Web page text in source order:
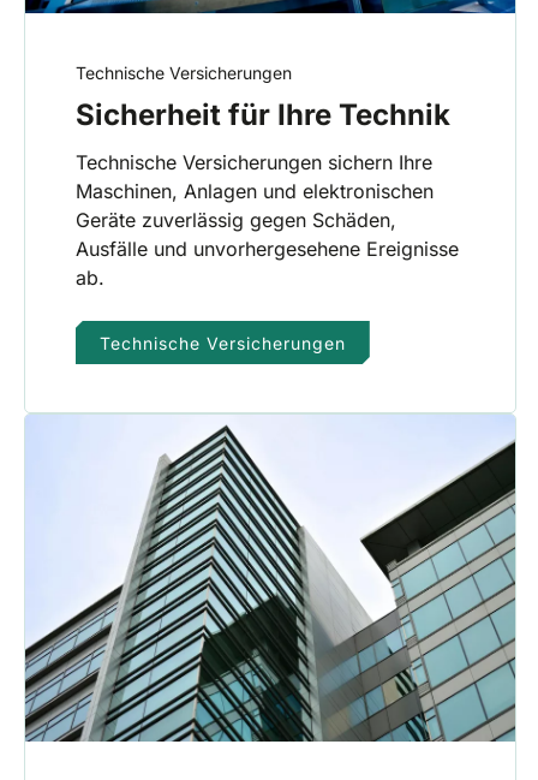
Technische Versicherungen
Sicherheit für Ihre Technik
Technische Versicherungen sichern Ihre
Maschinen, Anlagen und elektronischen
Geräte zuverlässig gegen Schäden,
Ausfälle und unvorhergesehene Ereignisse
ab.
Technische Versicherungen